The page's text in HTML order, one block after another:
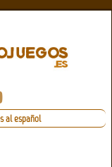
al español